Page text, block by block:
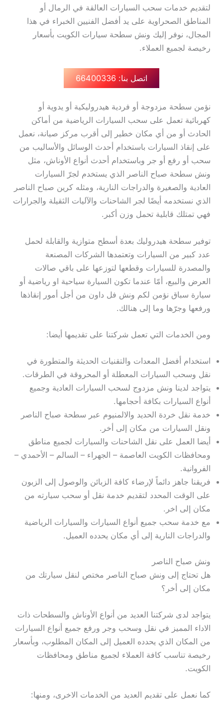
لتقديم خدمات سحب السيارات العالقة في الرمال أو
المناطق الصحراوية على يد أفضل الفنيين الخبراء في هذا
المجال، نوفر إليك ونش سطحة سيارات الكويت بأسعار
رخيصة لجميع العملاء.
اتصل بنا: 66400336
نؤمن سطحة مزدوجة أو فردية هيدروليكية أو يدوية أو
كهربائية تعمل على سحب السيارات الرياضية من أماكن
الحادث أو من أي مكان خطير إلى أقرب مركز صيانة، نعمل
على إنقاذ السيارات باستخدام أحدث الوسائل والأساليب من
سحب أو رفع أو جر وباستخدام أحدث أنواع الأوناش، مثل
ونش سطحة صباح الناصر الذي يستخدم لجرّ السيارات
العادية والصغيرة والدراجات النارية، ومثله كرين صباح الناصر
الذي نستخدمه أيضًا لجر الشاحنات والآليات الثقيلة والجرارات
فهي تمتلك قابلية تحمل وزن أكبر.
توفير سطحة هيدروليك بعدة أسطح متوازية والقابلة لحمل
عدد كبير من السيارات وتعتمدها الشركات المصنعة
والمصدرة للسيارات وقطعها لتوزعها على باقي صالات
العرض والبيع، أمّا عندما تكون السيارة سياحية او رياضية أو
سيارة سباق نؤمن لكم ونش فل داون من أجل أمور إنقاذها
ورفعها وجرّها وما إلى هنالك.
ومن الخدمات التي تعمل شركتنا على تقديمها أيضا:
استخدام أفضل المعدات والتقنيات الحديثة والمتطورة في
نقل وسحب السيارات المعطلة أو المحروقة في الطرقات.
يتواجد لدينا ونش مزدوج لسحب السيارات العادية وجميع
أنواع السيارات بكافة أحجامها.
خدمة نقل خردة الحديد والالمنيوم عبر سطحة صباح الناصر
ونقل السيارات من مكان إلى أخر.
أيضا العمل على نقل الشاحنات والسيارات لجميع مناطق
ومحافظات الكويت العاصمة – الجهراء – السالم – الأحمدي –
الفروانية.
فريقنا جاهز دائماً لإرضاء كافة الزبائن والوصول إلى الزبون
على الوقت المحدد لتقديم خدمة نقل أو سحب سيارته من
مكان إلى اخر.
مع خدمة سحب جميع أنواع السيارات والسيارات الرياضية
والدراجات النارية إلى أي مكان يحدده العميل.
ونش صباح الناصر
هل تحتاج إلى ونش صباح الناصر مختص لنقل سيارتك من
مكان إلى أخر؟
يتواجد لدى شركتنا العديد من أنواع الأوناش والسطحات ذات
الاداء المميز في نقل وسحب وجر ورفع جميع أنواع السيارات
من المكان الذي يحدده العميل إلى المكان المطلوب، وبأسعار
رخيصة تناسب كافة العملاء لجميع مناطق ومحافظات
الكويت.
كما نعمل على تقديم العديد من الخدمات الاخرى، ومنها: